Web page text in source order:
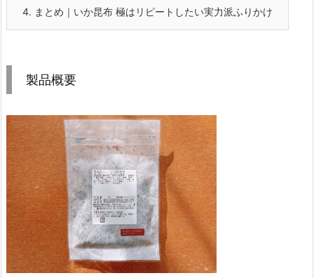
4. まとめ｜いか昆布 極はリピートしたい実力派ふりかけ
製品概要